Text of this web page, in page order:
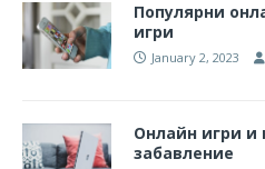
Популярни
игри
January 2, 2023
Онлайн игри и
забавление